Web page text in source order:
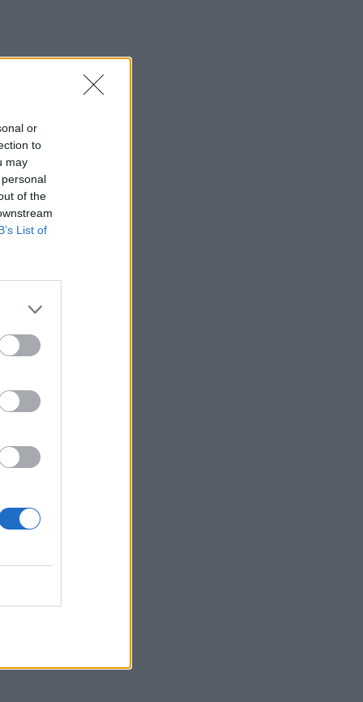
or
to
may
of the
List of